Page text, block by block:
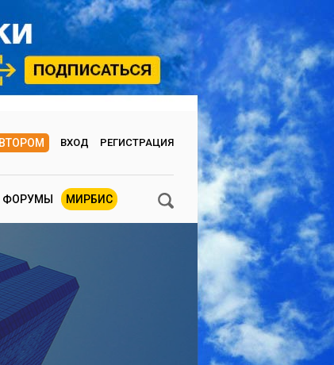
ВХОД РЕГИСТРАЦИЯ
ФОРУМЫ МИРБИС